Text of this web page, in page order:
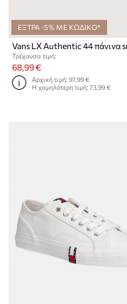
ΕΞΤΡΑ -5% ΜΕ ΚΩΔΙΚΟ*
Τρέχουσα τιμή:
68,99 €
Αρχική τιμή:97,99 €
Η χαμηλότερη τιμή:73,99 €